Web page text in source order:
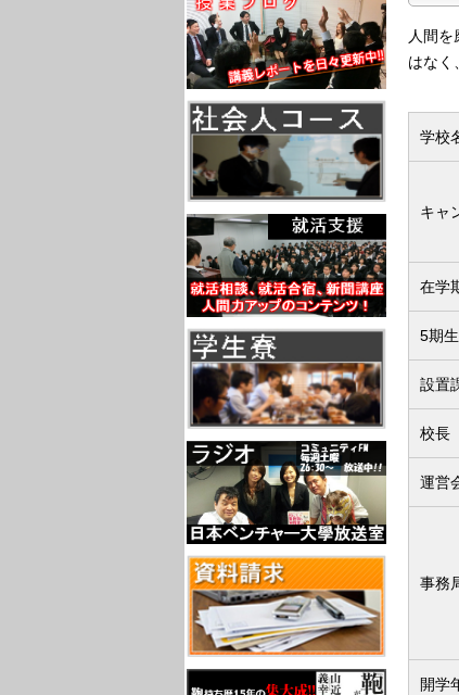
人間
はなく
学校
キャ
在学
5期生
設置
校長
運営
事務
開学